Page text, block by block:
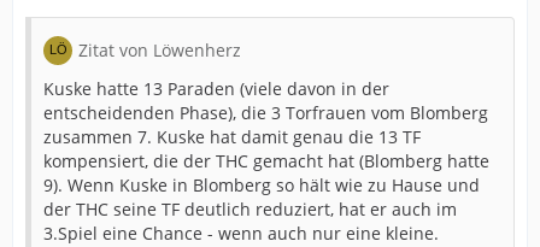
Zitat von Löwenherz
Kuske hatte 13 Paraden (viele davon in der
entscheidenden Phase), die 3 Torfrauen vom Blomberg
zusammen 7. Kuske hat damit genau die 13 TF
kompensiert, die der THC gemacht hat (Blomberg hatte
9). Wenn Kuske in Blomberg so hält wie zu Hause und
der THC seine TF deutlich reduziert, hat er auch im
3.Spiel eine Chance - wenn auch nur eine kleine.